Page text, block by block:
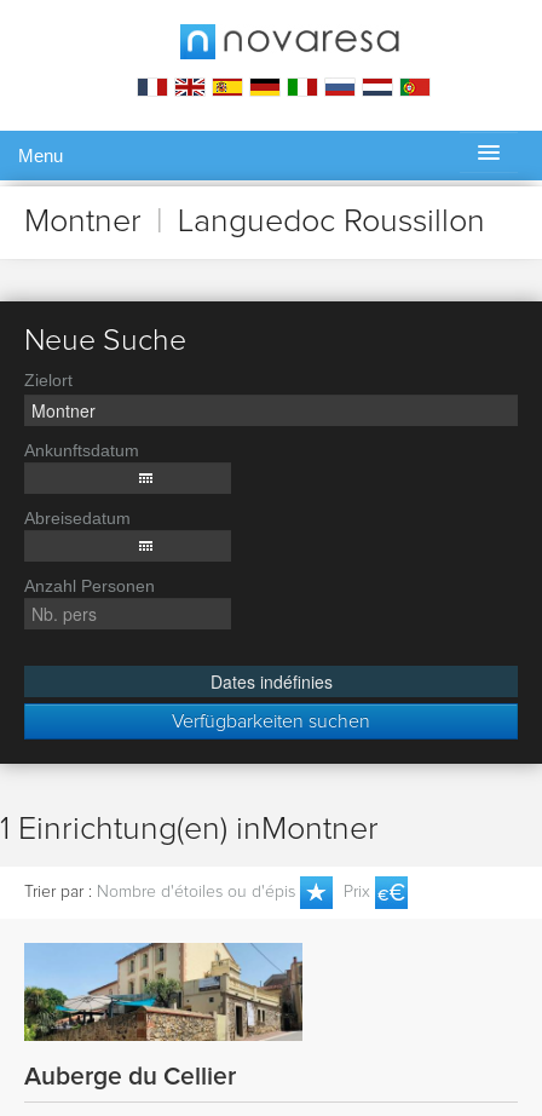
Menu
Gérer ma réservation
Montner Languedoc Roussillon
Neue Suche
Zielort
Ankunftsdatum
Abreisedatum
Anzahl Personen
Dates indéfinies
Verfügbarkeiten suchen
1 Einrichtung(en) inMontner
Trier par : Nombre d'étoiles ou d'épis Prix
Auberge du Cellier